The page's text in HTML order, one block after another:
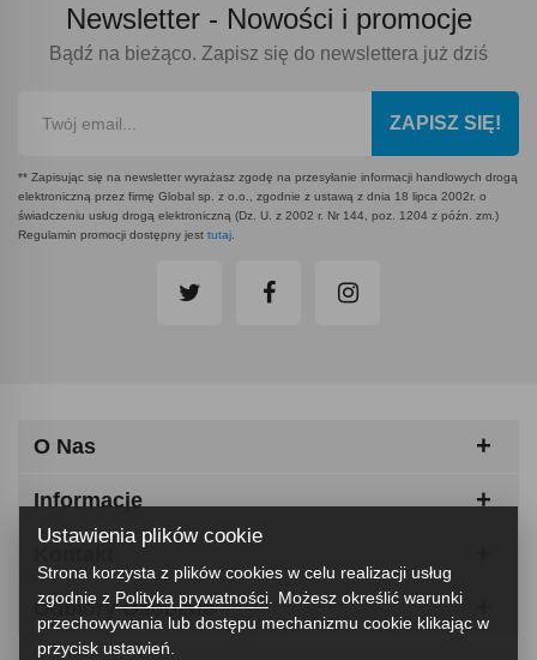
Newsletter - Nowości i promocje
Bądź na bieżąco. Zapisz się do newslettera już dziś
ZAPISZ SIĘ!
** Zapisując się na newsletter wyrażasz zgodę na przesyłanie informacji handlowych drogą
elektroniczną przez firmę Global sp. z o.o., zgodnie z ustawą z dnia 18 lipca 2002r. o
świadczeniu usług drogą elektroniczną (Dz. U. z 2002 r. Nr 144, poz. 1204 z późn. zm.)
Regulamin promocji dostępny jest tutaj
O Nas
Informacje
Odbiory Osobiste
Ustawienia plików cookie
Strona korzysta z plików cookies w celu realizacji usług
zgodnie z Polityką prywatności . Możesz określić warunki
przechowywania lub dostępu mechanizmu cookie klikając w
przycisk ustawień.